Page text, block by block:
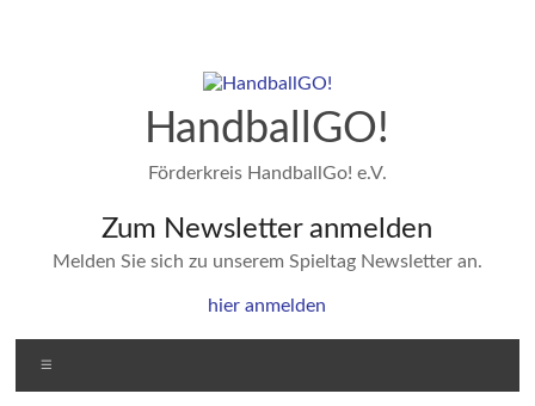
HandballGO!
Förderkreis HandballGo! e.V.
Zum Newsletter anmelden
Melden Sie sich zu unserem Spieltag Newsletter an.
hier anmelden